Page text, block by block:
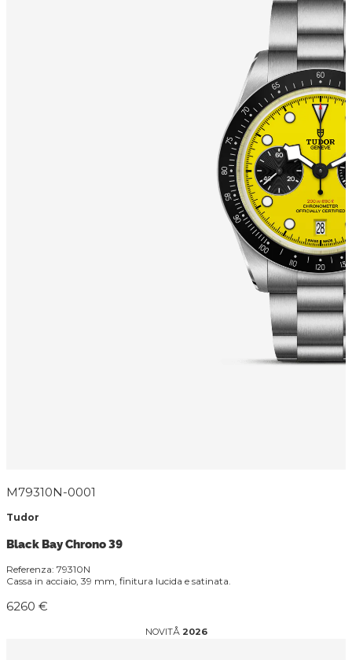
M79310N-0001
Tudor
Black Bay Chrono 39
Referenza: 79310N
Cassa in acciaio, 39 mm, finitura lucida e satinata.
6260 €
NOVITÅ 2026